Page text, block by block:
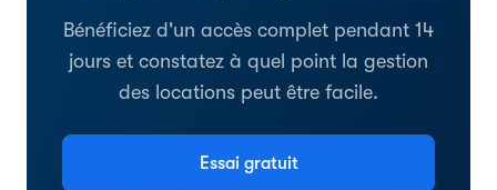
Bénéficiez d'un accès complet pendant 14
jours et constatez à quel point la gestion
des locations peut être facile.
Essai gratuit